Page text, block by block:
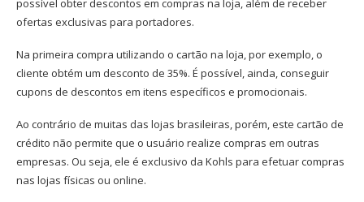
ofertas exclusivas para portadores.
Na primeira compra utilizando o cartão na loja, por exemplo, o
cliente obtém um desconto de 35%. É possível, ainda, conseguir
cupons de descontos em itens específicos e promocionais.
Ao contrário de muitas das lojas brasileiras, porém, este cartão de
crédito não permite que o usuário realize compras em outras
empresas. Ou seja, ele é exclusivo da Kohls para efetuar compras
nas lojas físicas ou online.